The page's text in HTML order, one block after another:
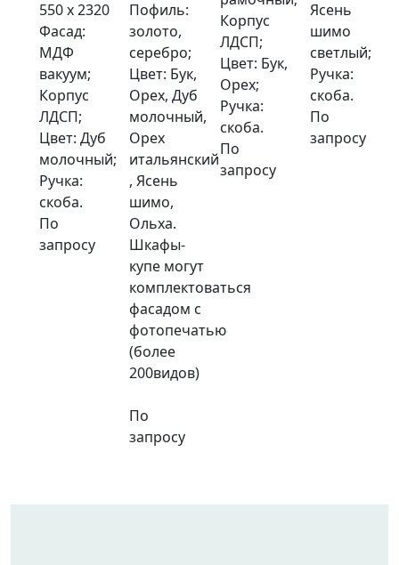
550 x 2320
Фасад:
МДФ
вакуум;
Корпус
ЛДСП;
Цвет: Дуб
молочный;
Ручка:
скоба.
По
запросу
Пофиль:
золото,
серебро;
Цвет: Бук,
Орех, Дуб
молочный,
Орех
итальянский
, Ясень
шимо,
Ольха.
Шкафы-
купе могут
комплектоваться
фасадом с
фотопечатью
(более
200видов)
По
запросу
Корпус
ЛДСП;
Цвет: Бук,
Орех;
Ручка:
скоба.
По
запросу
Ясень
шимо
светлый;
Ручка:
скоба.
По
запросу